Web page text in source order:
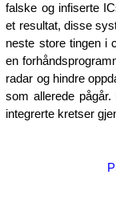
falske og infiserte
et resultat, disse
neste store tingen i
en
radar og hindre
som allerede
integrerte kretser